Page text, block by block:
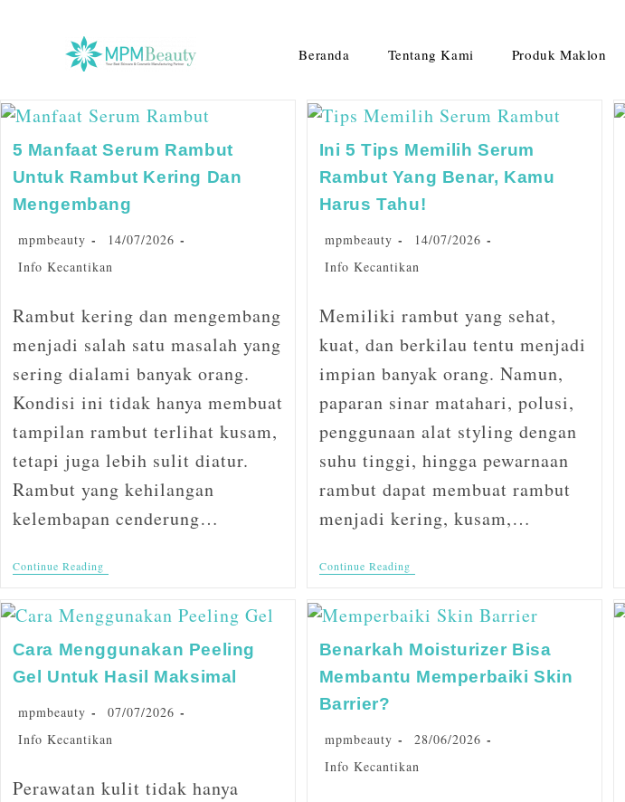
Beranda Tentang Kami Produk Maklon
5 Manfaat Serum Rambut
Untuk Rambut Kering Dan
Mengembang
mpmbeauty
14/07/2026
Info Kecantikan
Rambut kering dan mengembang
menjadi salah satu masalah yang
sering dialami banyak orang.
Kondisi ini tidak hanya membuat
tampilan rambut terlihat kusam,
tetapi juga lebih sulit diatur.
Rambut yang kehilangan
kelembapan cenderung…
Continue Reading
Ini 5 Tips Memilih Serum
Rambut Yang Benar, Kamu
Harus Tahu!
mpmbeauty
14/07/2026
Info Kecantikan
Memiliki rambut yang sehat,
kuat, dan berkilau tentu menjadi
impian banyak orang. Namun,
paparan sinar matahari, polusi,
penggunaan alat styling dengan
suhu tinggi, hingga pewarnaan
rambut dapat membuat rambut
menjadi kering, kusam,…
Continue Reading
Cara Menggunakan Peeling
Gel Untuk Hasil Maksimal
mpmbeauty
07/07/2026
Info Kecantikan
Perawatan kulit tidak hanya
Benarkah Moisturizer Bisa
Membantu Memperbaiki Skin
Barrier?
mpmbeauty
28/06/2026
Info Kecantikan